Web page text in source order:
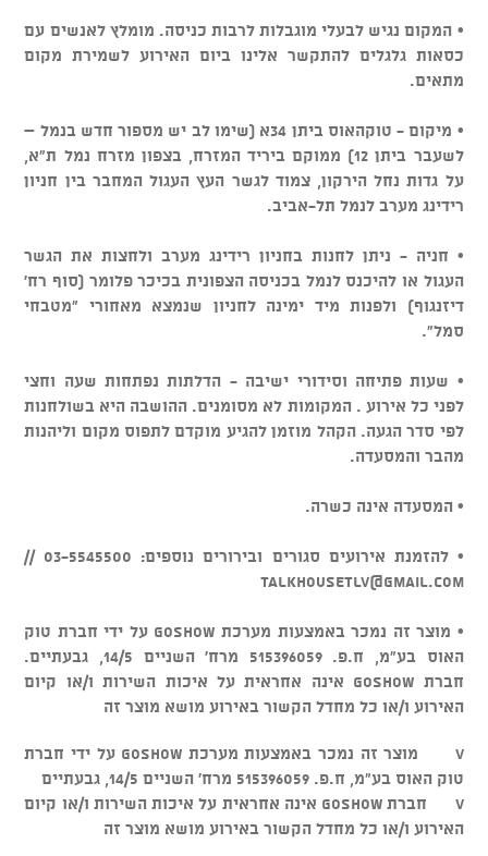
• המקום נגיש לבעלי מוגבלות לרבות כניסה. מומלץ לאנשים עם
כסאות גלגלים להתקשר אלינו ביום האירוע לשמירת מקום
מתאים.
• מיקום - טוקהאוס ביתן 34א (שימו לב יש מספור חדש בנמל –
לשעבר ביתן 12) ממוקם ביריד המזרח, בצפון מזרח נמל ת"א,
על גדות נחל הירקון, צמוד לגשר העץ העגול המחבר בין חניון
רידינג מערב לנמל תל-אביב.
• חניה - ניתן לחנות בחניון רידינג מערב ולחצות את הגשר
העגול או להיכנס לנמל בכניסה הצפונית בכיכר פלומר (סוף רח'
דיזנגוף) ולפנות מיד ימינה לחניון שנמצא מאחורי "מטבחי
סמל".
• שעות פתיחה וסידורי ישיבה - הדלתות נפתחות שעה וחצי
לפני כל אירוע . המקומות לא מסומנים. ההושבה היא בשולחנות
לפי סדר הגעה. הקהל מוזמן להגיע מוקדם לתפוס מקום וליהנות
מהבר והמסעדה.
• המסעדה אינה כשרה.
• להזמנת אירועים סגורים ובירורים נוספים: 03-5545500 //
talkhousetlv@gmail.com
• מוצר זה נמכר באמצעות מערכת GOSHOW על ידי חברת טוק
האוס בע"מ, ח.פ. 515396059 מרח' השניים 14/5, גבעתיים.
חברת GOSHOW אינה אחראית על איכות השירות ו/או קיום
האירוע ו/או כל מחדל הקשור באירוע מושא מוצר זה
v מוצר זה נמכר באמצעות מערכת GOSHOW על ידי חברת
טוק האוס בע"מ, ח.פ. 515396059 מרח' השניים 14/5, גבעתיים
v חברת GOSHOW אינה אחראית על איכות השירות ו/או קיום
האירוע ו/או כל מחדל הקשור באירוע מושא מוצר זה